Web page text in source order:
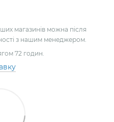
магазинів можна після
з нашим менеджером.
72 годин.